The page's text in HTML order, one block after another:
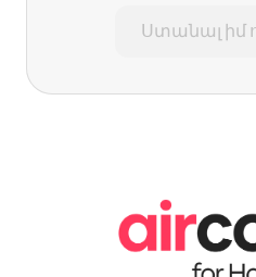
Ստանալ իմ